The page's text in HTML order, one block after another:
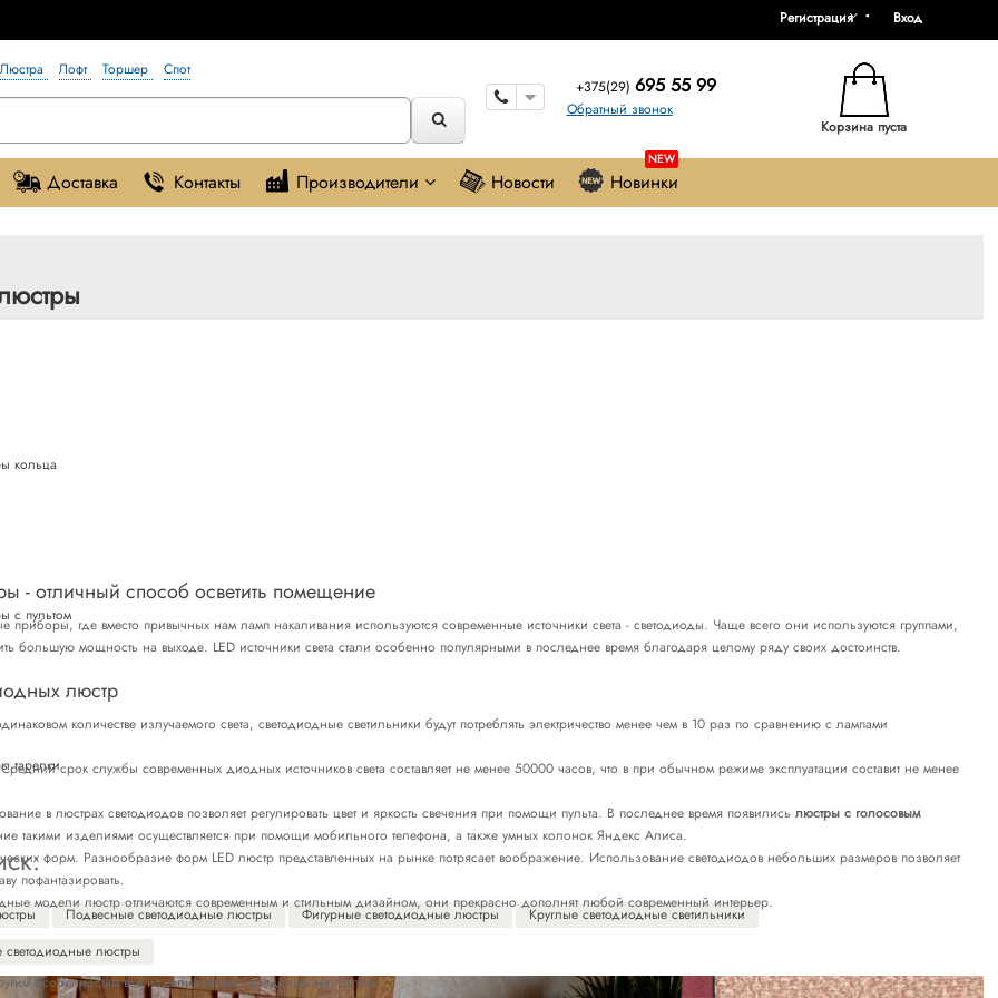
Вход
Регистрация
Корзина пуста
Люстра Лофт Торшер
Спот
+375(29) 695 55 99
Обратный звонок
Доставка Контакты Производители Новости
NEW
Новинки
- отличный способ осветить помещение
приборы, где вместо привычных нам ламп накаливания используются современные источники света - светодиоды. Чаще всего они используются группами,
большую мощность на выходе. LED источники света стали особенно популярными в последнее время благодаря целому ряду своих достоинств.
люстр
количестве излучаемого света, светодиодные светильники будут потреблять электричество менее чем в 10 раз по сравнению с лампами
срок службы современных диодных источников света составляет не менее 50000 часов, что в при обычном режиме эксплуатации составит не менее
в люстрах светодиодов позволяет регулировать цвет и яркость свечения при помощи пульта. В последнее время появились люстры с голосовым
такими изделиями осуществляется при помощи мобильного телефона, а также умных колонок Яндекс Алиса.
форм. Разнообразие форм LED люстр представленных на рынке потрясает воображение. Использование светодиодов небольших размеров позволяет
пофантазировать.
модели люстр отличаются современным и стильным дизайном, они прекрасно дополнят любой современный интерьер.
особенностям все изделия можно разделить на группы:
кольца
с пультом
тарелки
Подвесные светодиодные люстры Фигурные светодиодные люстры
Круглые светодиодные светильники
люстры